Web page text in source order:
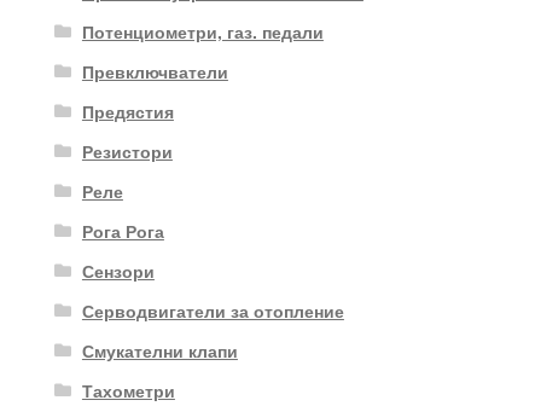
Потенциометри, газ. педали
Превключватели
Предястия
Резистори
Реле
Рога Рога
Сензори
Серводвигатели за отопление
Смукателни клапи
Тахометри